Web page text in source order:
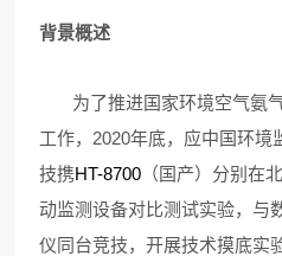
背景概述
为了推进国家环境空气氨
工作，2020年底，应中国环境
技携HT-8700 （国产）分别在
动监测设备对比测试实验，与
仪同台竞技，开展技术摸底实